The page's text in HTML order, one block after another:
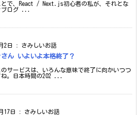
とで、React / Next.js初心者の私が、それとな
ブログ ...
2日 : さみしいお話
ん いよいよ本格終了？
のサービスは、いろんな意味で終了に向かいつつ
ね。日本時間の202 ...
17日 : さみしいお話